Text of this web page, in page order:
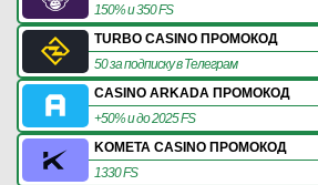
150% и 350 FS
TURBO CASINO ПРОМОКОД
50 за подписку в Телеграм
CASINO ARKADA ПРОМОКОД
+50% и до 2025 FS
KOMETA CASINO ПРОМОКОД
1330 FS